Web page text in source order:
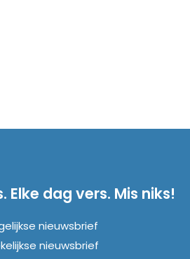
dag vers. Mis niks!
nieuwsbrief
nieuwsbrief